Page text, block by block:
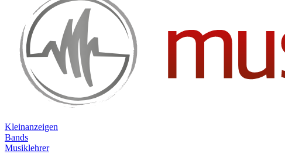
Kleinanzeigen
Bands
Musiklehrer